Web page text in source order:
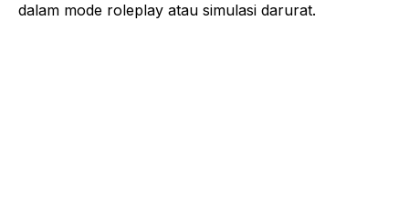
dalam mode roleplay atau simulasi darurat.